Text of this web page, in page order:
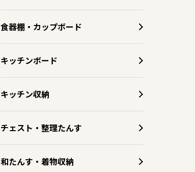
食器棚・カップボード
キッチンボード
キッチン収納
チェスト・整理たんす
和たんす・着物収納